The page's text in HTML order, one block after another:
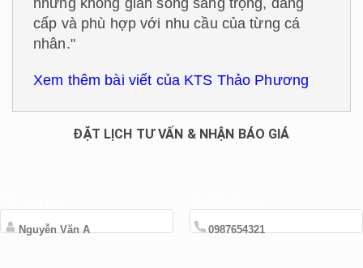
cấp và phù hợp với nhu cầu của từng cá
nhân."
Xem thêm bài viết của KTS Thảo Phương
ĐẶT LỊCH TƯ VẤN & NHẬN BÁO GIÁ